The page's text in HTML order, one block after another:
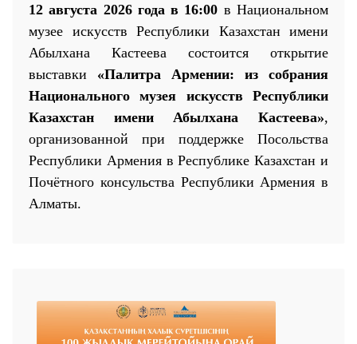
12 августа 2026 года в 16:00 в Национальном
музее искусств Республики Казахстан имени
Абылхана Кастеева состоится открытие
выставки «Палитра Армении: из собрания
Национального музея искусств Республики
Казахстан имени Абылхана Кастеева»,
организованной при поддержке Посольства
Республики Армения в Республике Казахстан и
Почётного консульства Республики Армения в
Алматы.